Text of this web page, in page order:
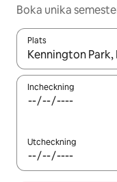
Boka unika
Plats
När resultaten är
Incheckning
Utcheckning